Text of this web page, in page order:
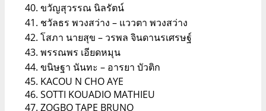
ขวัญสุวรรณ นิลรัตน์
ชวัลธร พวงสว่าง – แววตา พวงสว่าง
โสภา นายสุข – วรพล จินดานรเศรษฐ์
พรรณพร เอียดหมุน
ขนิษฐา นันทะ – อารยา บัวติก
KACOU N CHO AYE
SOTTI KOUADIO MATHIEU
ZOGBO TAPE BRUNO